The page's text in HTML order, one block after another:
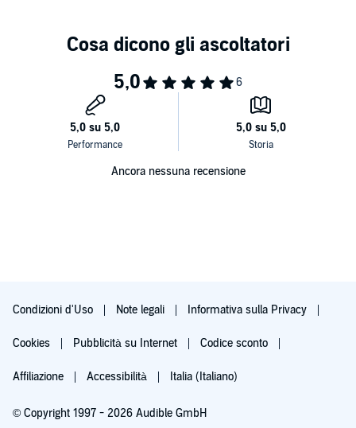
Ancora nessuna recensione
Condizioni d'Uso Note legali Informativa sulla Privacy
Cookies Pubblicità su Internet Codice sconto
Affiliazione Accessibilità Italia (Italiano)
© Copyright 1997 - 2026 Audible GmbH